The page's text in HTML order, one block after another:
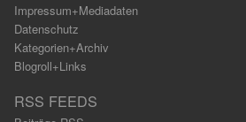
Impressum+Mediadaten
Datenschutz
Kategorien+Archiv
Blogroll+Links
RSS FEEDS